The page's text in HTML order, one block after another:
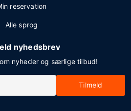
reservation
Alle sprog
nyhedsbrev
nyheder og særlige tilbud!
Tilmeld